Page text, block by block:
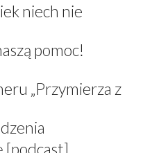
niech nie
pomoc!
„Przymierza z
[podcast]